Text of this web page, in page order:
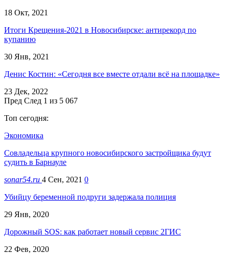
18 Окт, 2021
Итоги Крещения-2021 в Новосибирске: антирекорд по
купанию
30 Янв, 2021
Денис Костин: «Сегодня все вместе отдали всё на площадке»
23 Дек, 2022
Пред След 1 из 5 067
Топ сегодня:
Экономика
Совладельца крупного новосибирского застройщика будут
судить в Барнауле
sonar54.ru 4 Сен, 2021 0
Убийцу беременной подруги задержала полиция
29 Янв, 2020
Дорожный SOS: как работает новый сервис 2ГИС
22 Фев, 2020